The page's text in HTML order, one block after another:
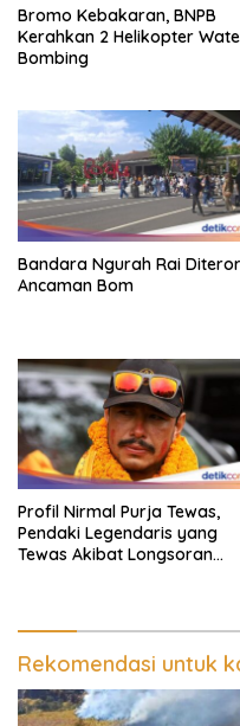
Bromo Kebakaran, BNPB
Kerahkan 2 Helikopter
Bombing
Bandara Ngurah Rai Diteror
Ancaman Bom
Profil Nirmal Purja Tewas,
Pendaki Legendaris yang
Tewas Akibat Longsoran
Rekomendasi untuk